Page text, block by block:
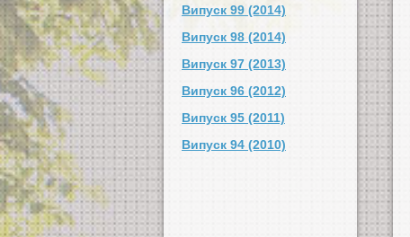
Випуск 99 (2014)
Випуск 98 (2014)
Випуск 97 (2013)
Випуск 96 (2012)
Випуск 95 (2011)
Випуск 94 (2010)